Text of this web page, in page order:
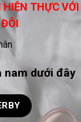
THỰC VỚI
nam dưới đây